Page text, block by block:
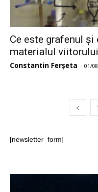
Ce este grafenul
materialul
Constantin Ferșeta - 01/
1
[newsletter_form]